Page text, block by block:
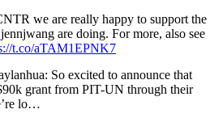
we are really happy to support the
are doing. For more, also see
t.co/aTAM1EPNK7
So excited to announce that
grant from PIT-UN through their
lo…